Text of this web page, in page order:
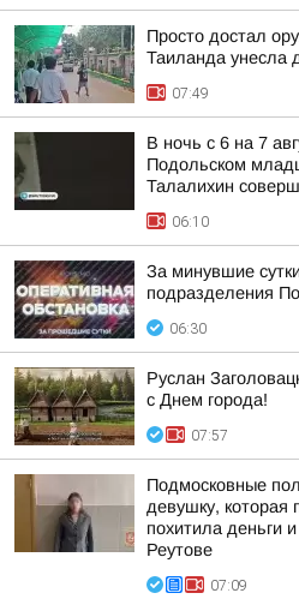
Просто достал
Таиланда унесла
07:49
В ночь с 6 на 7
Подольском
Талалихин
06:10
За минувшие
подразделения
06:30
Руслан
с Днем города!
07:57
Подмосковные
девушку, которая
похитила деньги
Реутове
07:09